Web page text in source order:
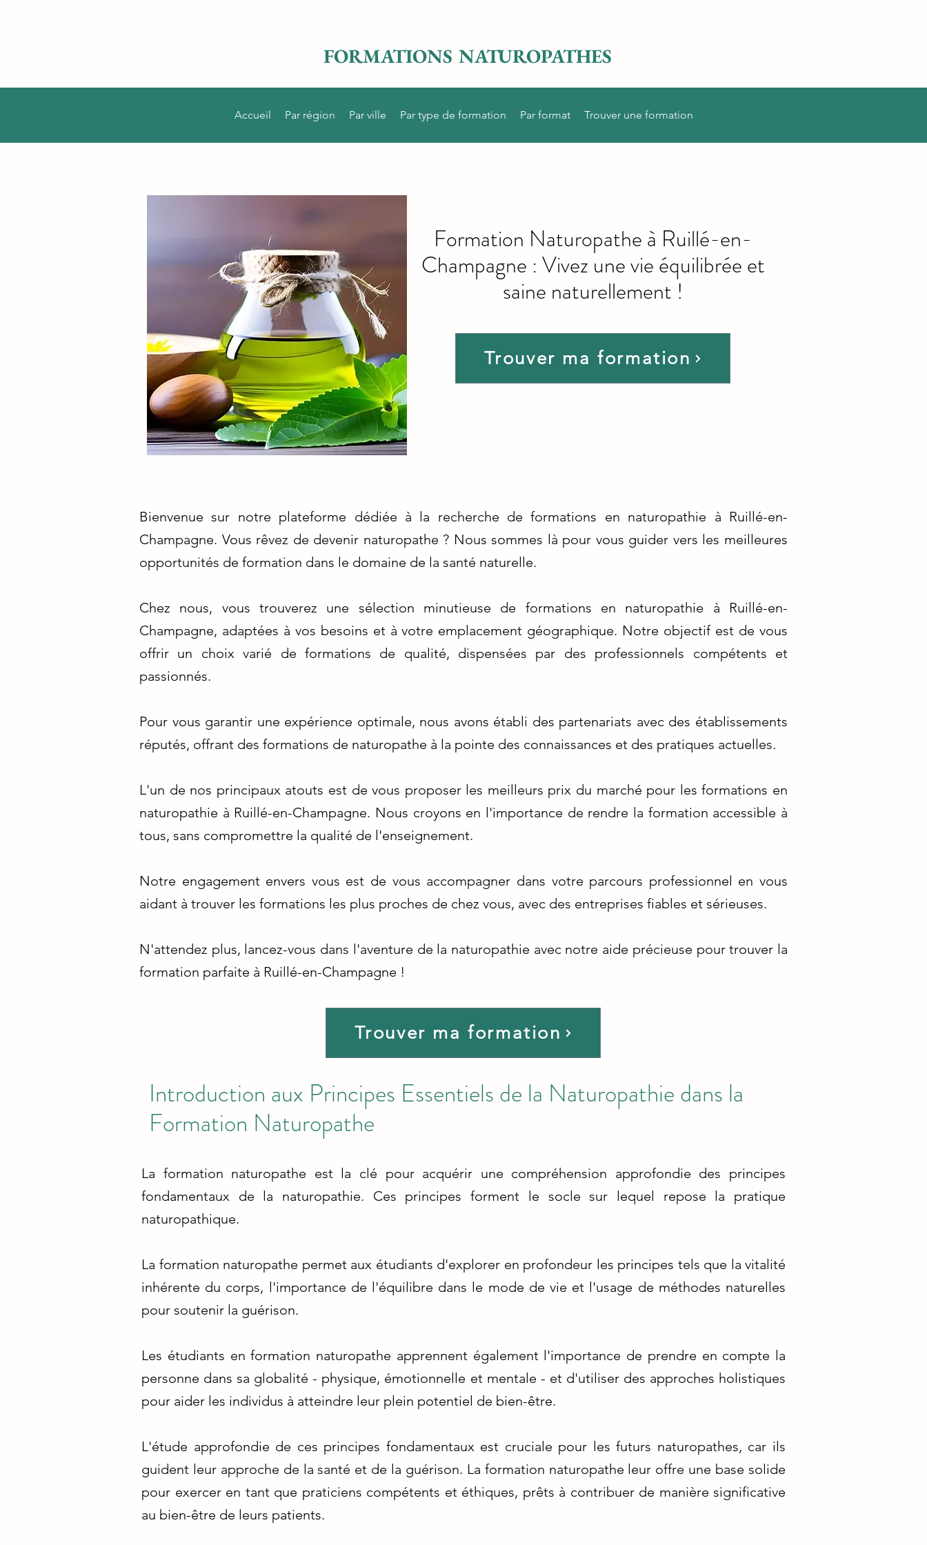
FORMATIONS NATUROPATHES
Accueil Par région Par ville Par type de formation Par format Trouver une formation
Trouver ma formation
Formation Naturopathe à Ruillé-en-
Champagne : Vivez une vie équilibrée et
saine naturellement !
Bienvenue sur notre plateforme dédiée à la recherche de formations en naturopathie à Ruillé-en-
Champagne. Vous rêvez de devenir naturopathe ? Nous sommes là pour vous guider vers les meilleures
opportunités de formation dans le domaine de la santé naturelle.
Chez nous, vous trouverez une sélection minutieuse de formations en naturopathie à Ruillé-en-
Champagne, adaptées à vos besoins et à votre emplacement géographique. Notre objectif est de vous
offrir un choix varié de formations de qualité, dispensées par des professionnels compétents et
passionnés.
Pour vous garantir une expérience optimale, nous avons établi des partenariats avec des établissements
réputés, offrant des formations de naturopathe à la pointe des connaissances et des pratiques actuelles.
L'un de nos principaux atouts est de vous proposer les meilleurs prix du marché pour les formations en
naturopathie à Ruillé-en-Champagne. Nous croyons en l'importance de rendre la formation accessible à
tous, sans compromettre la qualité de l'enseignement.
Notre engagement envers vous est de vous accompagner dans votre parcours professionnel en vous
aidant à trouver les formations les plus proches de chez vous, avec des entreprises fiables et sérieuses.
N'attendez plus, lancez-vous dans l'aventure de la naturopathie avec notre aide précieuse pour trouver la
formation parfaite à Ruillé-en-Champagne !
Trouver ma formation
Introduction aux Principes Essentiels de la Naturopathie dans la
Formation Naturopathe
La formation naturopathe est la clé pour acquérir une compréhension approfondie des principes
fondamentaux de la naturopathie. Ces principes forment le socle sur lequel repose la pratique
naturopathique.
La formation naturopathe permet aux étudiants d'explorer en profondeur les principes tels que la vitalité
inhérente du corps, l'importance de l'équilibre dans le mode de vie et l'usage de méthodes naturelles
pour soutenir la guérison.
Les étudiants en formation naturopathe apprennent également l'importance de prendre en compte la
personne dans sa globalité - physique, émotionnelle et mentale - et d'utiliser des approches holistiques
pour aider les individus à atteindre leur plein potentiel de bien-être.
L'étude approfondie de ces principes fondamentaux est cruciale pour les futurs naturopathes, car ils
guident leur approche de la santé et de la guérison. La formation naturopathe leur offre une base solide
pour exercer en tant que praticiens compétents et éthiques, prêts à contribuer de manière significative
au bien-être de leurs patients.